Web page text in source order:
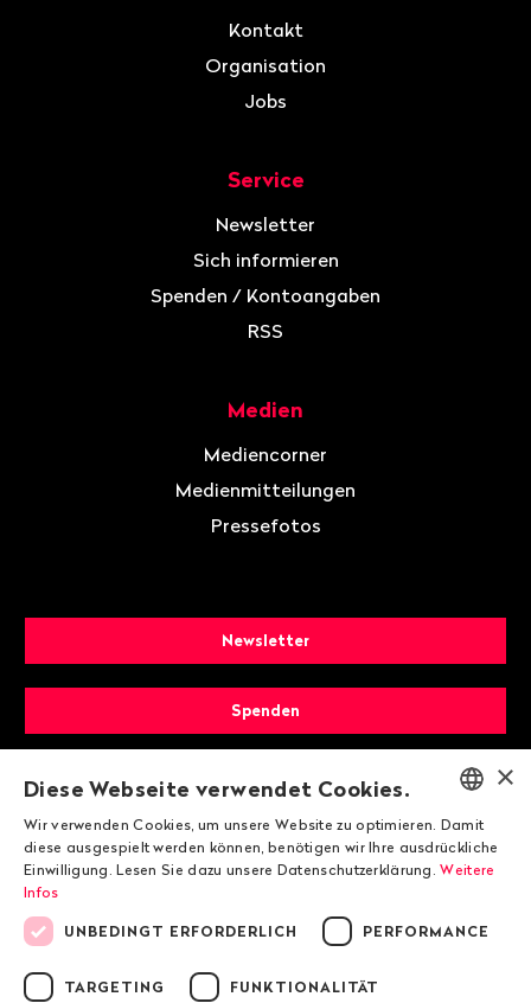
Kontakt
Organisation
Jobs
Service
Newsletter
Sich informieren
Spenden / Kontoangaben
RSS
Medien
Mediencorner
Medienmitteilungen
Pressefotos
Newsletter
Spenden
Mitglied werden
ENGLISH
DEUTSCH
×
Diese Webseite verwendet Cookies.
Wir verwenden Cookies, um unsere Website zu optimieren. Damit
diese ausgespielt werden können, benötigen wir Ihre ausdrückliche
Einwilligung. Lesen Sie dazu unsere Datenschutzerklärung. Weitere
Infos
UNBEDINGT ERFORDERLICH PERFORMANCE
TARGETING FUNKTIONALITÄT